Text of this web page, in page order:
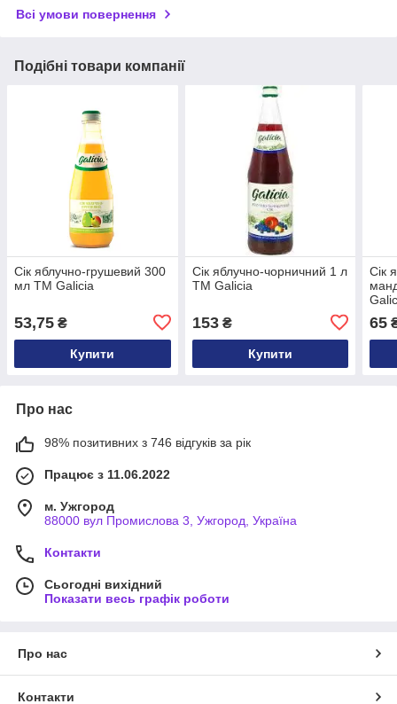
Всі умови повернення
Подібні товари компанії
Сік яблучно-грушевий 300
мл ТМ Galicia
53,75 ₴
Купити
Сік яблучно-чорничний 1 л
ТМ Galicia
153₴
Купити
Сік
65
Про нас
98% позитивних з 746 відгуків за рік
Працює з 11.06.2022
м. Ужгород
88000 вул Промислова 3, Ужгород, Україна
Контакти
Сьогодні вихідний
Показати весь графік роботи
Про нас
Контакти